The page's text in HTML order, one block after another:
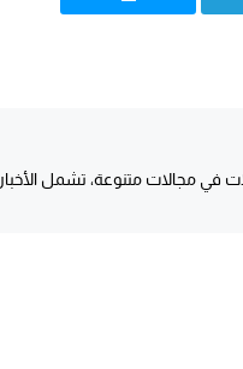
في مجالات متنوعة، تشمل الأخبار